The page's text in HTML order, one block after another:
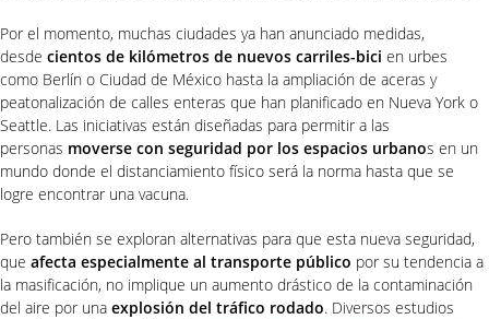
Por el momento, muchas ciudades ya han anunciado medidas,
desde cientos de kilómetros de nuevos carriles-bici en urbes
como Berlín o Ciudad de México hasta la ampliación de aceras y
peatonalización de calles enteras que han planificado en Nueva York o
Seattle. Las iniciativas están diseñadas para permitir a las
personas moverse con seguridad por los espacios urbanos en un
mundo donde el distanciamiento físico será la norma hasta que se
logre encontrar una vacuna.
Pero también se exploran alternativas para que esta nueva seguridad,
que afecta especialmente al transporte público por su tendencia a
la masificación, no implique un aumento drástico de la contaminación
del aire por una explosión del tráfico rodado. Diversos estudios